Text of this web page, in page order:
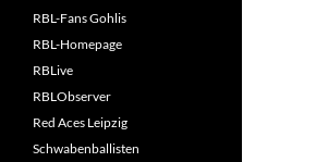
RBL-Fans Gohlis
RBL-Homepage
RBLive
RBLObserver
Red Aces Leipzig
Schwabenballisten